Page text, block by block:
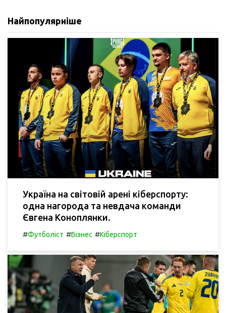
Найпопулярніше
Україна на світовій арені кіберспорту:
одна нагорода та невдача команди
Євгена Коноплянки.
#Футболіст #Бізнес #Кіберспорт